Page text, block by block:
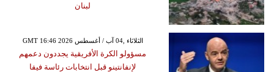
لبنان
GMT 16:46 2026 الثلاثاء ,04 آب / أغسطس
مسؤولو الكرة الأفريقية يجددون دعمهم
لإنفانتينو قبل انتخابات رئاسة فيفا